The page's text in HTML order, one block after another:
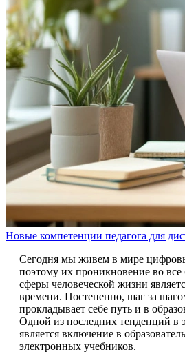
Новые компетенции педагога для
Сегодня мы живем в мире
поэтому их проникновение во все
сферы человеческой жизни
времени. Постепенно, шаг за
прокладывает себе путь и в
Одной из последних тенденций в
является включение в
электронных учебников.